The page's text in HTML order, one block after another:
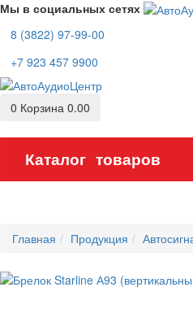
Мы в социальных сетях
8 (3822) 97-99-00
+7 923 457 9900
0 Корзина 0.00
Каталог товаров
Главная Продукция